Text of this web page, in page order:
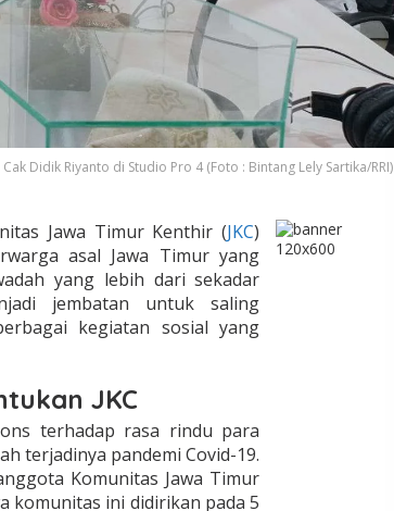
Didik Riyanto di Studio Pro 4 (Foto : Bintang Lely Sartika/RRI)
Jawa Timur Kenthir (JKC)
asal Jawa Timur yang
yang lebih dari sekadar
jembatan untuk saling
kegiatan sosial yang
JKC
terhadap rasa rindu para
terjadinya pandemi Covid-19.
Komunitas Jawa Timur
komunitas ini didirikan pada 5